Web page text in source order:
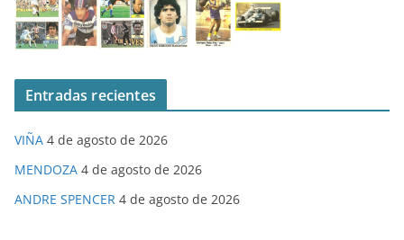
Entradas recientes
VIÑA 4 de agosto de 2026
MENDOZA 4 de agosto de 2026
ANDRE SPENCER 4 de agosto de 2026